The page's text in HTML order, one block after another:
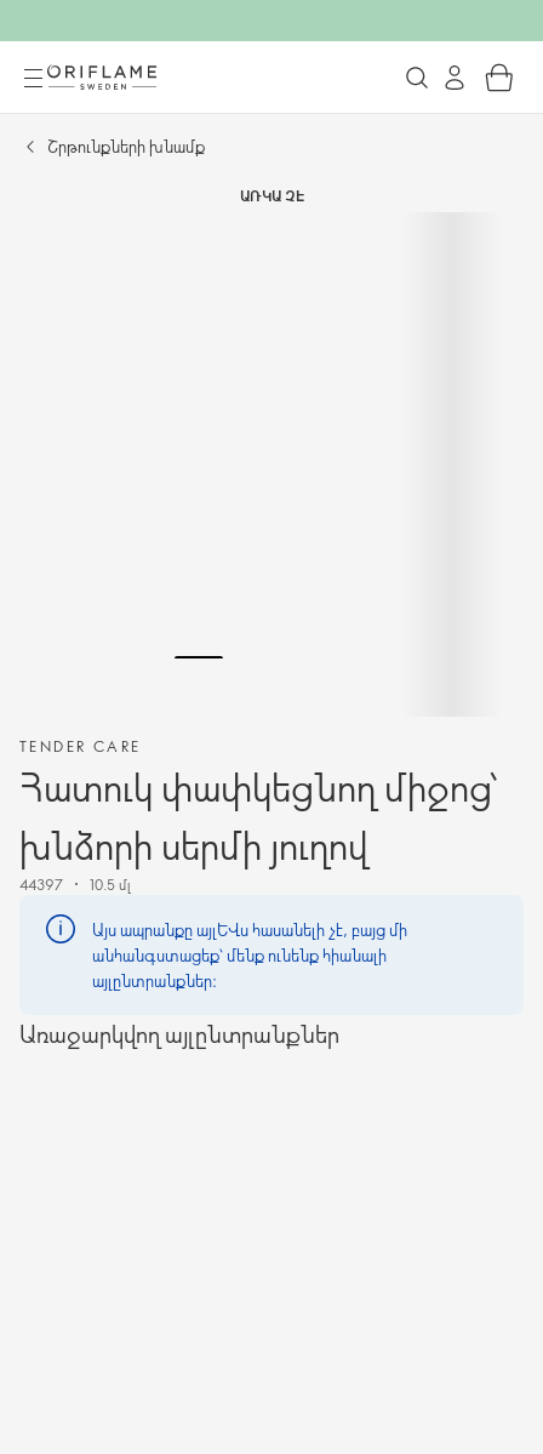
Շրթունքների խնամք
ԱՌԿԱ ՉԷ
TENDER CARE
Հատուկ փափկեցնող միջոց՝
խնձորի սերմի յուղով
44397 10.5 մլ
Այս ապրանքը այլևս հասանելի չէ, բայց մի
անհանգստացեք՝ մենք ունենք հիանալի
այլընտրանքներ։
Առաջարկվող այլընտրանքներ